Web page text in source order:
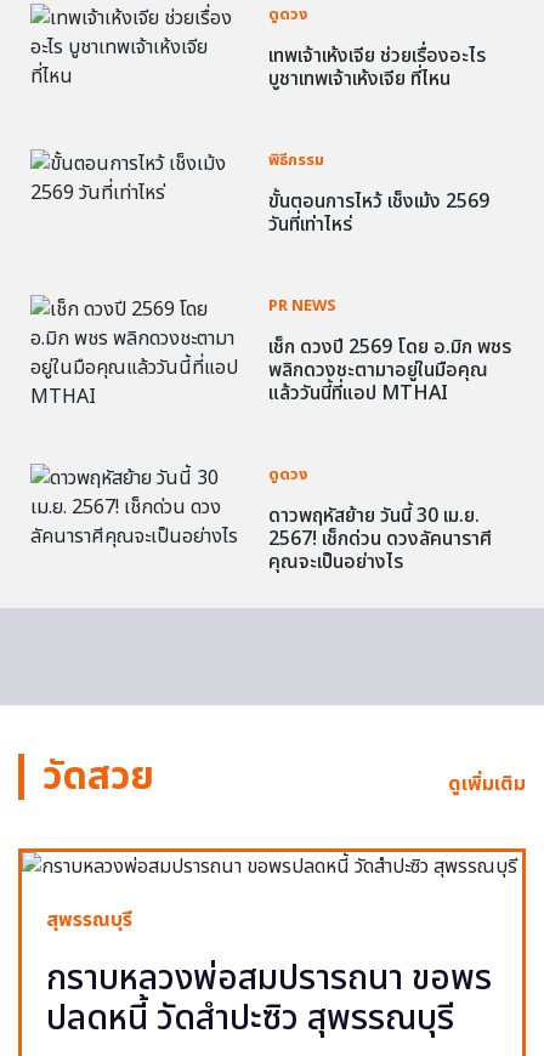
ดูดวง
เทพเจ้าเห้งเจีย ช่วยเรื่องอะไร
บูชาเทพเจ้าเห้งเจีย ที่ไหน
พิธีกรรม
ขั้นตอนการไหว้ เช็งเม้ง 2569
วันที่เท่าไหร่
PR NEWS
เช็ก ดวงปี 2569 โดย อ.มิก พชร
พลิกดวงชะตามาอยู่ในมือคุณ
แล้ววันนี้ที่แอป MTHAI
ดูดวง
ดาวพฤหัสย้าย วันนี้ 30 เม.ย.
2567! เช็กด่วน ดวงลัคนาราศี
คุณจะเป็นอย่างไร
วัดสวย ดูเพิ่มเติม
สุพรรณบุรี
กราบหลวงพ่อสมปรารถนา ขอพร
ปลดหนี้ วัดสำปะซิว สุพรรณบุรี